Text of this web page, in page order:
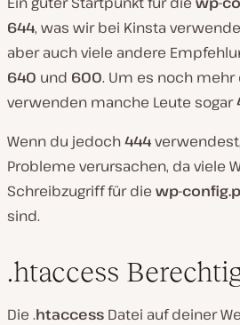
644, was wir bei Kinsta
aber auch viele andere
640 und 600. Um es noch mehr
verwenden manche Leute sogar
Wenn du jedoch444
Probleme verursachen, da viele
Schreibzugriff für die wp-
sind.
.htaccess
Die .htaccess Datei auf deiner